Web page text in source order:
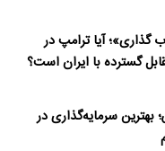
گذاری»؛ آیا ترامپ در
گسترده با ایران است؟
بهترین سرمایه‌گذاری در